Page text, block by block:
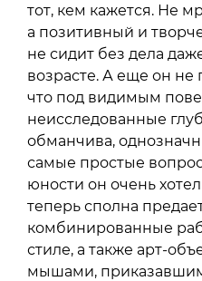
тот, кем кажется. Не
а позитивный и
не сидит без дела
возрасте. А еще он не
что под видимым
неисследованные
обманчива,
самые простые
юности он очень
теперь сполна
комбинированные
стиле, а также арт-
мышами,